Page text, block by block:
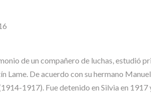
de un compañero de luchas, estudió
Lame. De acuerdo con su hermano
1917). Fue detenido en Silvia en